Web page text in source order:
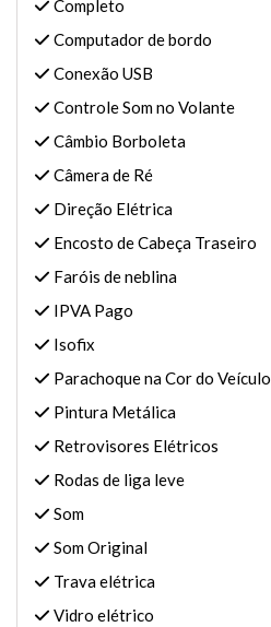
Completo
Computador de bordo
Conexão USB
Controle Som no Volante
Câmbio Borboleta
Câmera de Ré
Direção Elétrica
Encosto de Cabeça Traseiro
Faróis de neblina
IPVA Pago
Isofix
Parachoque na Cor do Veículo
Pintura Metálica
Retrovisores Elétricos
Rodas de liga leve
Som
Som Original
Trava elétrica
Vidro elétrico